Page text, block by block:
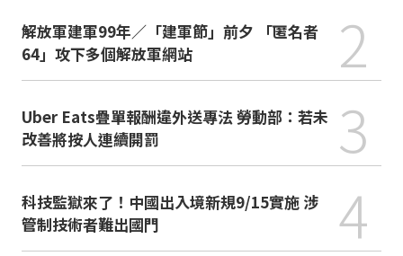
解放軍建軍99年／「建軍節」前夕 「匿名者
64」攻下多個解放軍網站
2
Uber Eats疊單報酬違外送專法 勞動部：若未
改善將按人連續開罰
3
科技監獄來了！中國出入境新規9/15實施 涉
管制技術者難出國門
4